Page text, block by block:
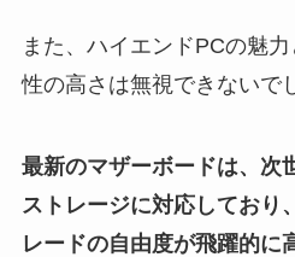
また、ハイエンドPCの魅
性の高さは無視できないで
最新のマザーボードは、次
ストレージに対応しており
レードの自由度が飛躍的に